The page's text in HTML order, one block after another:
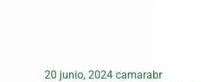
20 junio, 2024 camarabr